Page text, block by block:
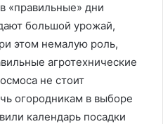
«правильные» дни
большой урожай,
этом немалую роль,
агротехнические
не стоит
огородникам в выборе
календарь посадки